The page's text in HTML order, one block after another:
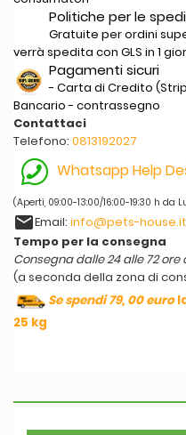
Politiche per le
Gratuite per ordini
verrà spedita con GLS in 1
Pagamenti sicuri
- Carta di Credito
Bancario - contrassegno
Contattaci
Telefono: 0813192027
Whatsapp Help
(Aperti, 09:00-13:00/16:00-19:30 h da
emailEmail: info@pets-house.it
Tempo per la consegna
Consegna dalle 24 alle 72 ore
(a seconda della zona di
Se spendi 79, 00 euro
25 kg